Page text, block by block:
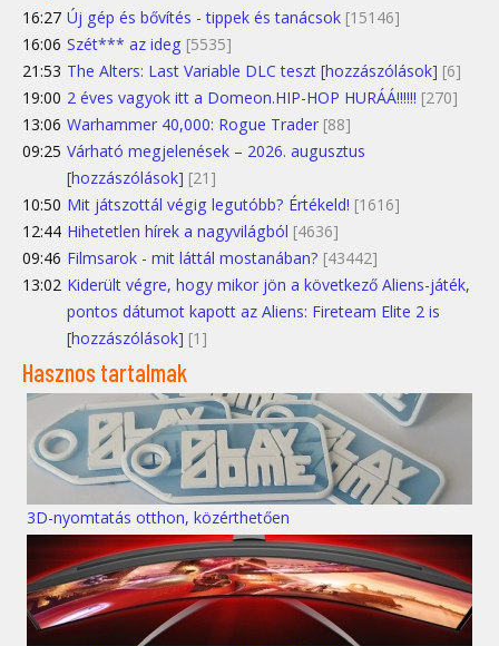
16:27 Új gép és bővítés - tippek és tanácsok [15146]
16:06 Szét*** az ideg [5535]
21:53 The Alters: Last Variable DLC teszt [hozzászólások] [6]
19:00 2 éves vagyok itt a Domeon.HIP-HOP HURÁÁ!!!!!! [270]
13:06 Warhammer 40,000: Rogue Trader [88]
09:25 Várható megjelenések – 2026. augusztus
[hozzászólások] [21]
10:50 Mit játszottál végig legutóbb? Értékeld! [1616]
12:44 Hihetetlen hírek a nagyvilágból [4636]
09:46 Filmsarok - mit láttál mostanában? [43442]
13:02 Kiderült végre, hogy mikor jön a következő Aliens-játék,
pontos dátumot kapott az Aliens: Fireteam Elite 2 is
[hozzászólások] [1]
Hasznos tartalmak
3D-nyomtatás otthon, közérthetően